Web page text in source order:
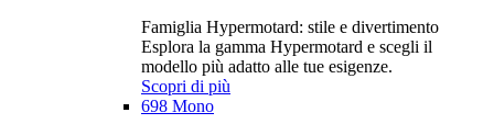
Famiglia Hypermotard: stile e divertimento
Esplora la gamma Hypermotard e scegli il
modello più adatto alle tue esigenze.
Scopri di più
698 Mono